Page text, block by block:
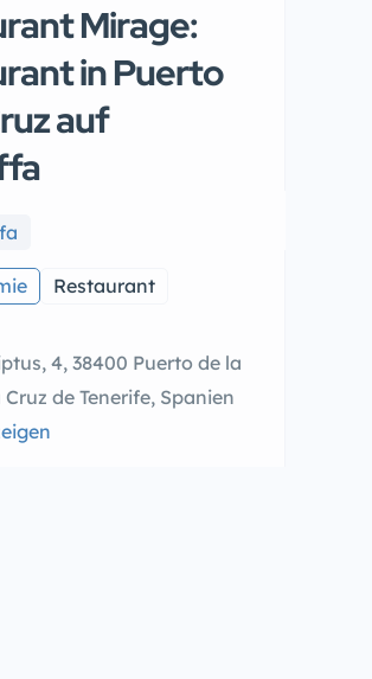
Mirage:
in Puerto
auf
Restaurant
4, 38400 Puerto de la
de Tenerife, Spanien